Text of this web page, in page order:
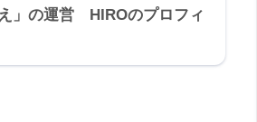
」の運営 HIROのプロフィ